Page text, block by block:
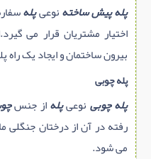
تعمیر و نگهداری ساختمان
محوطه سازی و نما
ماشین آلات ساختمانی
ژئوتکنیک
متفرقه
پله پیش ساختهنوعیپله
اختیار مشتریان قرار می
بیرون ساختمان و ایجاد یک راه
پله چوبی
پله چوبی نوعیپلهاز جنس
رفته در آن از درختان جنگلی
می شود.